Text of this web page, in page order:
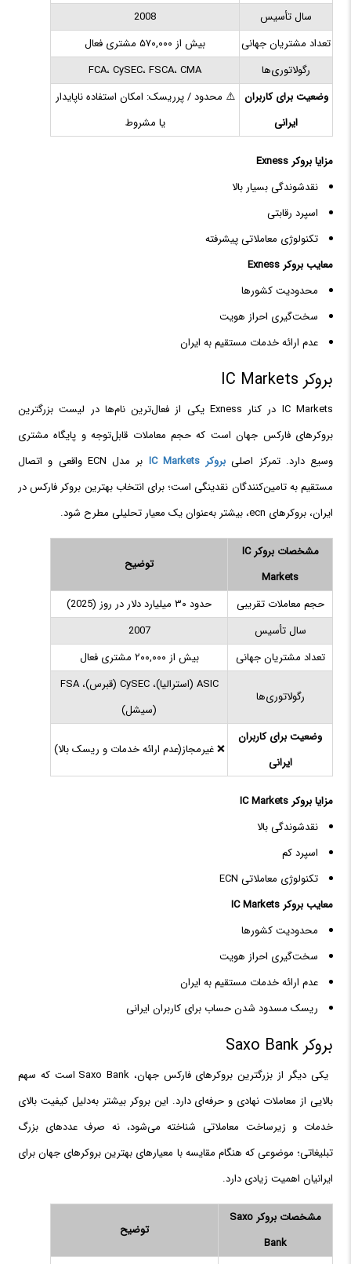
سال تأسیس
2008
تعداد مشتریان جهانی
بیش از ۵۷۰,۰۰۰ مشتری فعال
رگولاتوری‌ها
FCA، CySEC، FSCA، CMA
وضعیت برای کاربران
ایرانی
⚠️ محدود / پرریسک: امکان استفاده ناپایدار
یا مشروط
مزایا بروکر Exness
نقدشوندگی بسیار بالا
اسپرد رقابتی
تکنولوژی معاملاتی پیشرفته
معایب بروکر Exness
محدودیت کشورها
سخت‌گیری احراز هویت
عدم ارائه خدمات مستقیم به ایران
بروکر IC Markets
IC Markets در کنار Exness یکی از فعال‌ترین نام‌ها در لیست بزرگترین
بروکرهای فارکس جهان است که حجم معاملات قابل‌توجه و پایگاه مشتری
وسیع دارد. تمرکز اصلیبروکر IC Markets
بر مدل ECN واقعی و اتصال
مستقیم به تامین‌کنندگان نقدینگی است؛ برای انتخاب بهترین بروکر فارکس در
ایران، بروکرهای ecn، بیشتر به‌عنوان یک معیار تحلیلی مطرح شود.
مشخصات بروکر IC
Markets
توضیح
حجم معاملات تقریبی
حدود ۳۰ میلیارد دلار در روز (2025)
سال تأسیس
2007
تعداد مشتریان جهانی
بیش از ۲۰۰,۰۰۰ مشتری فعال
رگولاتوری‌ها
ASIC (استرالیا)، CySEC (قبرس)، FSA
(سیشل)
وضعیت برای کاربران
ایرانی
❌ غیرمجاز(عدم ارائه خدمات و ریسک بالا)
مزایا بروکر IC Markets
نقدشوندگی بالا
اسپرد کم
تکنولوژی معاملاتی ECN
معایب بروکر IC Markets
محدودیت کشورها
سخت‌گیری احراز هویت
عدم ارائه خدمات مستقیم به ایران
ریسک مسدود شدن حساب برای کاربران ایرانی
بروکر Saxo Bank
یکی دیگر از بزرگترین بروکرهای فارکس جهان، Saxo Bank است که سهم
بالایی از معاملات نهادی و حرفه‌ای دارد. این بروکر بیشتر به‌دلیل کیفیت بالای
خدمات و زیرساخت معاملاتی شناخته می‌شود، نه صرف عددهای بزرگ
تبلیغاتی؛ موضوعی که هنگام مقایسه با معیارهای بهترین بروکرهای جهان برای
ایرانیان اهمیت زیادی دارد.
مشخصات بروکر Saxo
Bank
توضیح